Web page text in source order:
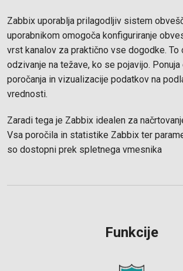
Zabbix uporablja prilagodljiv sistem
uporabnikom omogoča konfiguriranje
vrst kanalov za praktično vse dogodke. To
odzivanje na težave, ko se pojavijo.
poročanja in vizualizacije podatkov na
vrednosti.
Zaradi tega je Zabbix idealen za
Vsa poročila in statistike Zabbix ter
so dostopni prek spletnega vmesnika
Funkcije